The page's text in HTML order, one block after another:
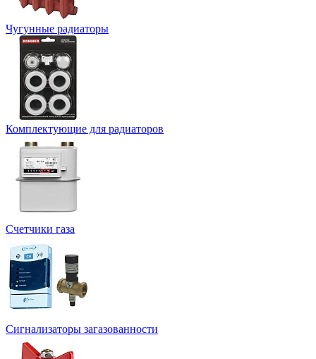
Чугунные радиаторы
Комплектующие для радиаторов
Счетчики газа
Сигнализаторы загазованности